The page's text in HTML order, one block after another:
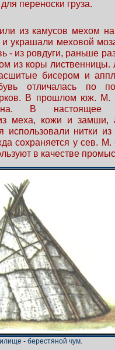
переноски груза.
из камусов мехом
украшали меховой
- из ровдуги, раньше
из коры лиственницы.
бисером и
отличалась по
В прошлом юж. М.
В настоящее
из меха, кожи и замши,
использовали нитки
сохраняется у сев. М.
в качестве
- берестяной чум.